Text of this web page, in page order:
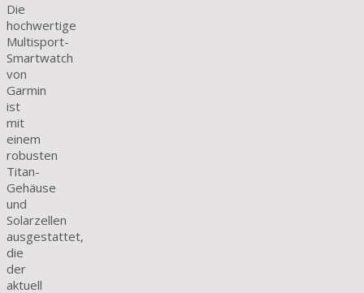
Die
hochwertige
Multisport-
Smartwatch
von
Garmin
ist
mit
einem
robusten
Titan-
Gehäuse
und
Solarzellen
ausgestattet,
die
der
aktuell